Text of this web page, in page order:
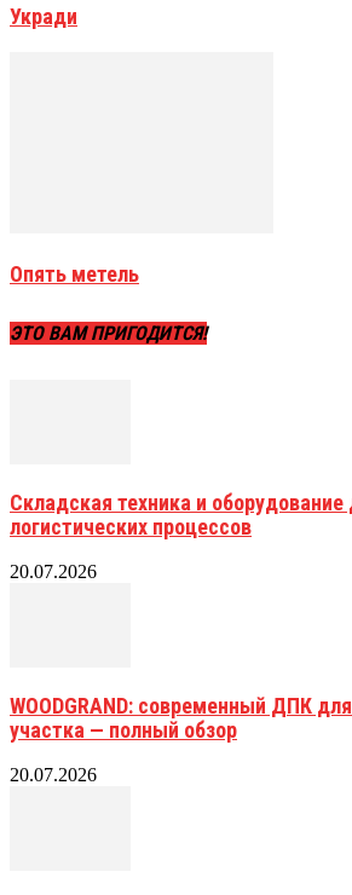
Укради
Опять метель
ЭТО ВАМ ПРИГОДИТСЯ!
Складская техника и
логистических процессов
20.07.2026
WOODGRAND: современный ДПК
участка — полный обзор
20.07.2026